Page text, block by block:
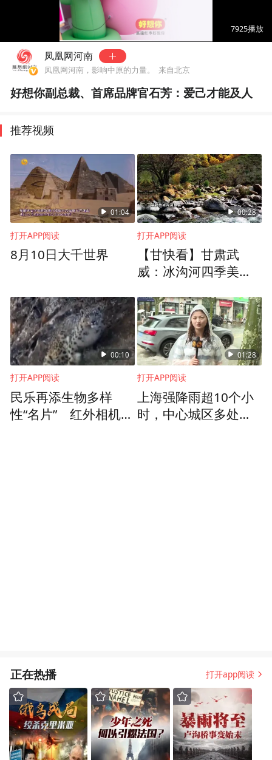
00:55
7925播放
凤凰网河南
凤凰网河南，影响中原的力量。 来自北京
好想你副总裁、首席品牌官石芳：爱己才能及人
推荐视频
01:04
打开APP阅读
8月10日大千世界
00:28
打开APP阅读
【甘快看】甘肃武
威：冰沟河四季美如
00:10
打开APP阅读
民乐再添生物多样
性“名片” 红外相机成
01:28
打开APP阅读
上海强降雨超10个小
时，中心城区多处内
正在热播 打开app阅读